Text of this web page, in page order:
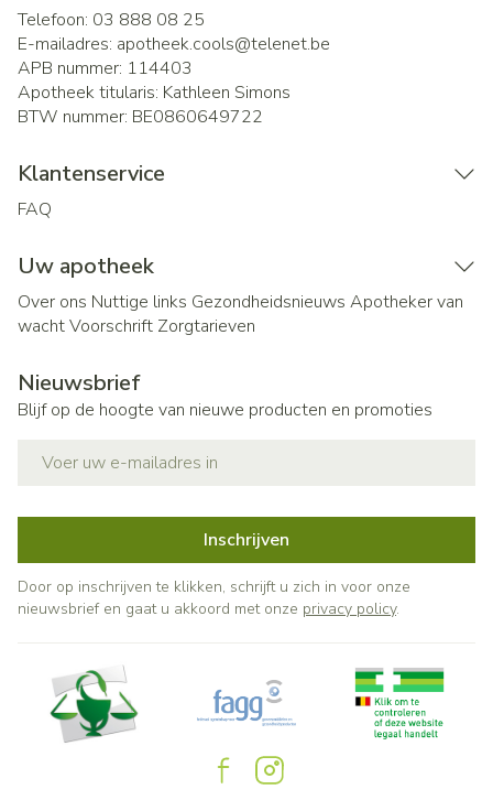
Telefoon: 03 888 08 25
E-mailadres: apotheek.cools@telenet.be
APB nummer: 114403
Apotheek titularis: Kathleen Simons
BTW nummer: BE0860649722
Klantenservice
FAQ
Uw apotheek
Over ons Nuttige links Gezondheidsnieuws Apotheker van
wachtVoorschrift Zorgtarieven
Nieuwsbrief
Blijf op de hoogte van nieuwe producten en promoties
Inschrijven
Door op inschrijven te klikken, schrijft u zich in voor onze
nieuwsbrief en gaat u akkoord met onze privacy policy.